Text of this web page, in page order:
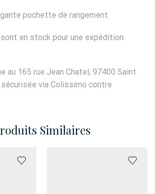
pochette de rangement.
en stock pour une expédition
au 165 rue Jean Chatel, 97400 Saint
via Colissimo contre
Similaires